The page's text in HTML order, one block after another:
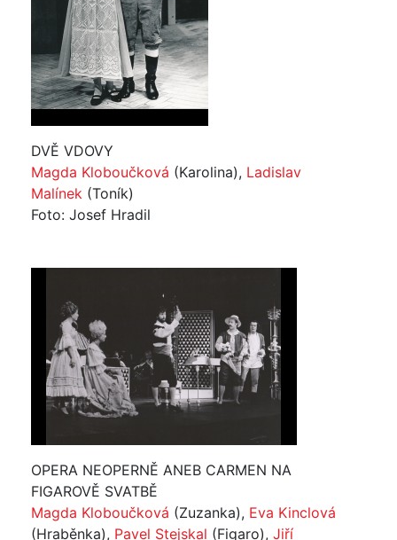
DVĚ VDOVY
Magda Kloboučková (Karolina), Ladislav
Malínek (Toník)
Foto: Josef Hradil
OPERA NEOPERNĚ ANEB CARMEN NA
FIGAROVĚ SVATBĚ
Magda Kloboučková (Zuzanka), Eva Kinclová
(Hraběnka), Pavel Stejskal (Figaro), Jiří